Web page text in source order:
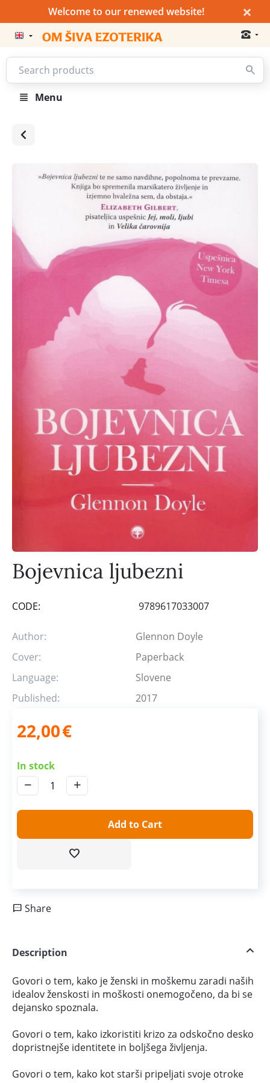
Welcome to our renewed website! ×
Menu
Bojevnica ljubezni
CODE: 9789617033007
Author:
Glennon Doyle
Cover:
Paperback
Language:
Slovene
Published:
2017
22,00€
In stock
+
−
Add to Cart
Share
Description
Govori o tem, kako je ženski in moškemu zaradi naših
idealov ženskosti in moškosti onemogočeno, da bi se
dejansko spoznala.
Govori o tem, kako izkoristiti krizo za odskočno desko
dopristnejše identitete in boljšega življenja.
Govori o tem, kako kot starši pripeljati svoje otroke